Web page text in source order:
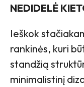
NEDIDELĖ
Ieškok
rankinės, kuri
standžią
minimalistinį